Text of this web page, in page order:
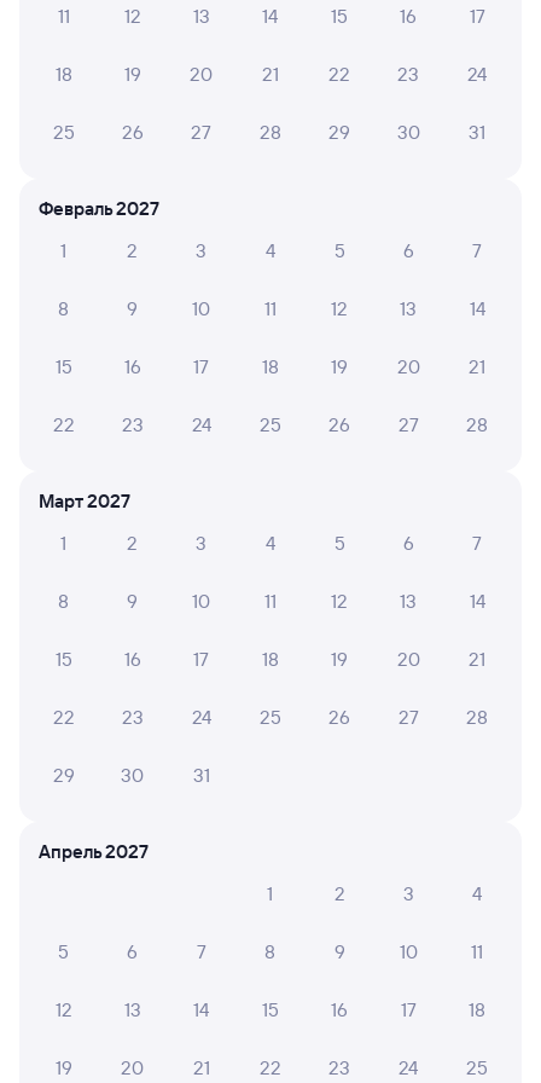
Билеты на поезд в Куйтун
Мы используем cookies для более удобной работы
11 12 13 14 15 16 17
18 19 20 21 22 23 24
25 26 27 28 29 30 31
Февраль 2027
1
2 3 4 5 6 7
8 9 10 11 12 13 14
15 16 17 18 19 20 21
22 23 24 25 26 27 28
Март 2027
1
2 3 4 5 6 7
8 9 10 11 12 13 14
15 16 17 18 19 20 21
22 23 24 25 26 27 28
29 30 31
Апрель 2027
1
2 3 4
5 6 7 8 9 10 11
12 13 14 15 16 17 18
19 20 21 22 23 24 25